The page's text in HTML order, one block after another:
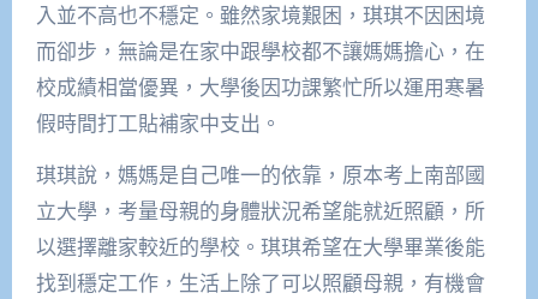
入並不高也不穩定。雖然家境艱困，琪琪不因困境
而卻步，無論是在家中跟學校都不讓媽媽擔心，在
校成績相當優異，大學後因功課繁忙所以運用寒暑
假時間打工貼補家中支出。
琪琪說，媽媽是自己唯一的依靠，原本考上南部國
立大學，考量母親的身體狀況希望能就近照顧，所
以選擇離家較近的學校。琪琪希望在大學畢業後能
找到穩定工作，生活上除了可以照顧母親，有機會